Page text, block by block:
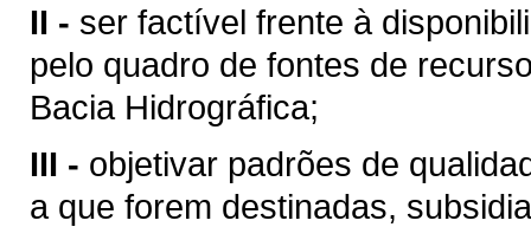
II - ser factível frente à
pelo quadro de fontes de
Bacia Hidrográfica;
III - objetivar padrões de
a que forem destinadas,